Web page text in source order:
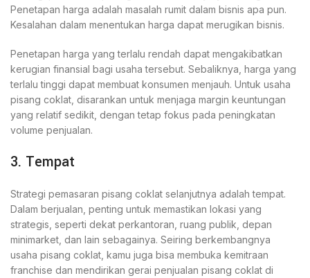
Penetapan harga adalah masalah rumit dalam bisnis apa pun.
Kesalahan dalam menentukan harga dapat merugikan bisnis.
Penetapan harga yang terlalu rendah dapat mengakibatkan
kerugian finansial bagi usaha tersebut. Sebaliknya, harga yang
terlalu tinggi dapat membuat konsumen menjauh. Untuk usaha
pisang coklat, disarankan untuk menjaga margin keuntungan
yang relatif sedikit, dengan tetap fokus pada peningkatan
volume penjualan.
3. Tempat
Strategi pemasaran pisang coklat selanjutnya adalah tempat.
Dalam berjualan, penting untuk memastikan lokasi yang
strategis, seperti dekat perkantoran, ruang publik, depan
minimarket, dan lain sebagainya. Seiring berkembangnya
usaha pisang coklat, kamu juga bisa membuka kemitraan
franchise dan mendirikan gerai penjualan pisang coklat di